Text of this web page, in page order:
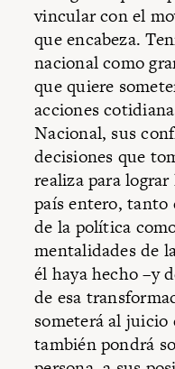
vincular con el
que encabeza.
nacional como
que quiere
acciones
Nacional, sus
decisiones que
realiza para
país entero, tanto
de la política
mentalidades de
él haya hecho –y
de esa
someterá al
también pondrá